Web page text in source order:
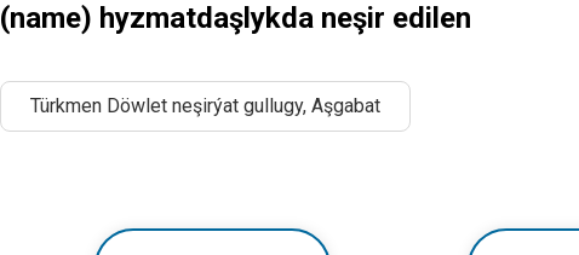
(name) hyzmatdaşlykda neşir edilen
Türkmen Döwlet neşirýat gullugy, Aşgabat